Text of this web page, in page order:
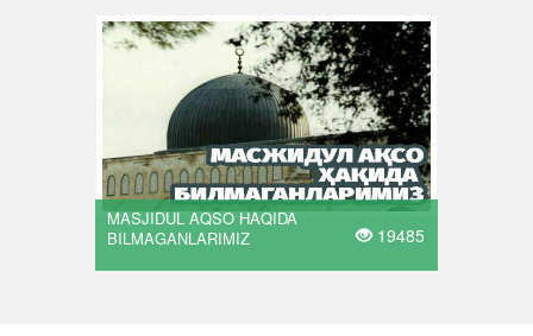
MASJIDUL AQSO HAQIDA
BILMAGANLARIMIZ
19485